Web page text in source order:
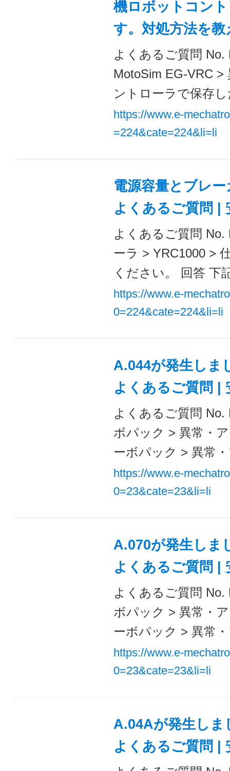
機ロボットコン
す。対処方法を
よくあるご質問
MotoSim EG-VRC
ントローラで保存
https://www.e-
=224&cate=224&li=li
電源容量とブレ
よくあるご質問 |
よくあるご質問
ーラ > YRC1000 >
ください。 回答 下
https://www.e-
0=224&cate=224&li=li
A.044が発生しま
よくあるご質問 |
よくあるご質問
ボパック > 異常・
ーボパック > 異常
https://www.e-
0=23&cate=23&li=li
A.070が発生しま
よくあるご質問 |
よくあるご質問
ボパック > 異常・
ーボパック > 異常
https://www.e-
0=23&cate=23&li=li
A.04Aが発生しま
よくあるご質問 |